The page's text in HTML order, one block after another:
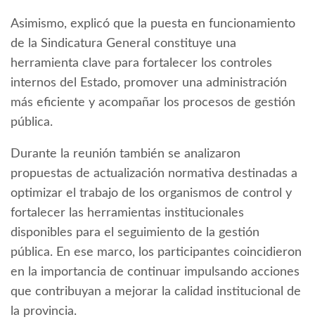
Asimismo, explicó que la puesta en funcionamiento
de la Sindicatura General constituye una
herramienta clave para fortalecer los controles
internos del Estado, promover una administración
más eficiente y acompañar los procesos de gestión
pública.
Durante la reunión también se analizaron
propuestas de actualización normativa destinadas a
optimizar el trabajo de los organismos de control y
fortalecer las herramientas institucionales
disponibles para el seguimiento de la gestión
pública. En ese marco, los participantes coincidieron
en la importancia de continuar impulsando acciones
que contribuyan a mejorar la calidad institucional de
la provincia.